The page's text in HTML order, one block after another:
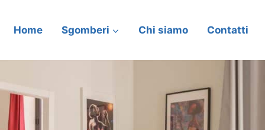
Home Sgomberi Chi siamo Contatti